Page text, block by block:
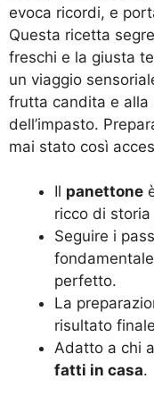
evoca ricordi, e
Questa ricetta
freschi e la giusta
un viaggio
frutta candita e
dell’impasto.
mai stato così
Il panettone
ricco di
Seguire i
perfetto.
La
risultato
Adatto a chi
fatti in casa.